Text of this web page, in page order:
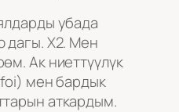
убада
дагы. Х2. Мен
Ак ниеттүүлүк
мен бардык
аткардым.